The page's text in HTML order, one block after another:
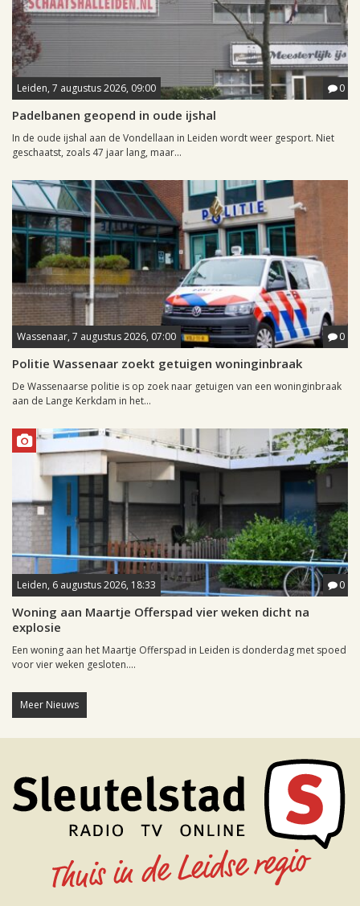
Leiden, 7 augustus 2026, 09:00 0
Padelbanen geopend in oude ijshal
In de oude ijshal aan de Vondellaan in Leiden wordt weer gesport. Niet
geschaatst, zoals 47 jaar lang, maar...
Wassenaar, 7 augustus 2026, 07:00 0
Politie Wassenaar zoekt getuigen woninginbraak
De Wassenaarse politie is op zoek naar getuigen van een woninginbraak
aan de Lange Kerkdam in het...
Leiden, 6 augustus 2026, 18:33 0
Woning aan Maartje Offerspad vier weken dicht na
explosie
Een woning aan het Maartje Offerspad in Leiden is donderdag met spoed
voor vier weken gesloten....
Meer Nieuws